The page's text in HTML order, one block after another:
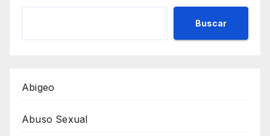
Buscar
Abigeo
Abuso Sexual